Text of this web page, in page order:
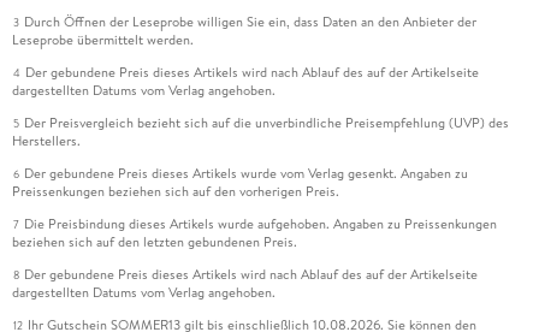
3 Durch Öffnen der Leseprobe willigen Sie ein, dass Daten an den Anbieter der
Leseprobe übermittelt werden.
4 Der gebundene Preis dieses Artikels wird nach Ablauf des auf der Artikelseite
dargestellten Datums vom Verlag angehoben.
5 Der Preisvergleich bezieht sich auf die unverbindliche Preisempfehlung (UVP) des
Herstellers.
6 Der gebundene Preis dieses Artikels wurde vom Verlag gesenkt. Angaben zu
Preissenkungen beziehen sich auf den vorherigen Preis.
7 Die Preisbindung dieses Artikels wurde aufgehoben. Angaben zu Preissenkungen
beziehen sich auf den letzten gebundenen Preis.
8 Der gebundene Preis dieses Artikels wird nach Ablauf des auf der Artikelseite
dargestellten Datums vom Verlag angehoben.
12 Ihr Gutschein SOMMER13 gilt bis einschließlich 10.08.2026. Sie können den